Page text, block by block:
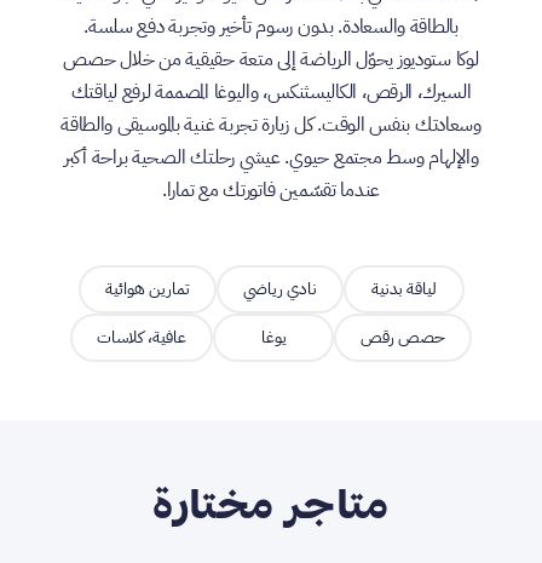
بالطاقة والسعادة. بدون رسوم تأخير وتجربة دفع سلسة.
لوكا ستوديوز يحوّل الرياضة إلى متعة حقيقية من خلال حصص
السيرك، الرقص، الكاليسثنكس، واليوغا المصممة لرفع لياقتك
وسعادتك بنفس الوقت. كل زيارة تجربة غنية بالموسيقى والطاقة
والإلهام وسط مجتمع حيوي. عيشي رحلتك الصحية براحة أكبر
عندما تقسّمين فاتورتك مع تمارا.
لياقة بدنية نادي رياضي
تمارين هوائية
حصص رقص
يوغا عافية، كلاسات
متاجر مختارة